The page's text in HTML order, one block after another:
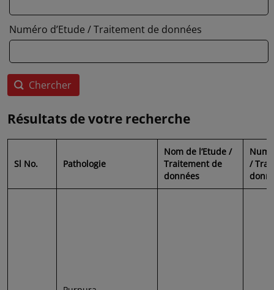
Numéro d’Etude / Traitement de données
Résultats de votre recherche
Sl No. Pathologie
Nom de l’Etude /
Traitement de
données
/